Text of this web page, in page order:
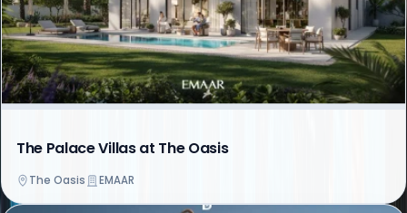
The Palace Villas at The Oasis
The Oasis EMAAR